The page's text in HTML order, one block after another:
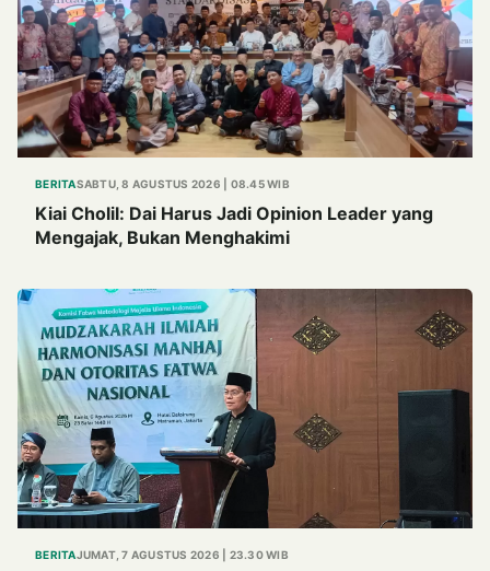
BERITASABTU, 8 AGUSTUS 2026 | 08.45 WIB
Kiai Cholil: Dai Harus Jadi Opinion Leader yang
Mengajak, Bukan Menghakimi
BERITAJUMAT, 7 AGUSTUS 2026 | 23.30 WIB